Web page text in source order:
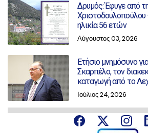
Δρυμός: Έφυγε από
ηλικία 56 ετών
Αύγουστος 03, 2026
Ετήσιο μνημόσυνο
Σκαρπέλο, τον
καταγωγή από το
Ιούλιος 24, 2026